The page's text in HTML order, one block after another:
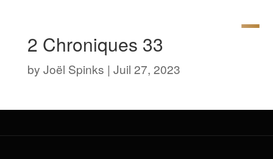
2 Chroniques 33
by Joël Spinks | Juil 27, 2023